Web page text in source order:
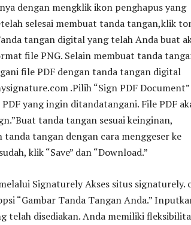
dengan mengklik ikon penghapus yang
selesai membuat tanda tangan,klik
tangan digital yang telah Anda buat
file PNG. Selain membuat tanda
file PDF dengan tanda tangan digital
.Pilih “Sign PDF
yang ingin ditandatangani. File PDF
tanda tangan sesuai keinginan,
tanda tangan dengan cara menggeser ke
klik “Save” dan “Download.”
Signaturely Akses situs signaturely.
“Gambar Tanda Tangan Anda.”
telah disediakan. Anda memiliki